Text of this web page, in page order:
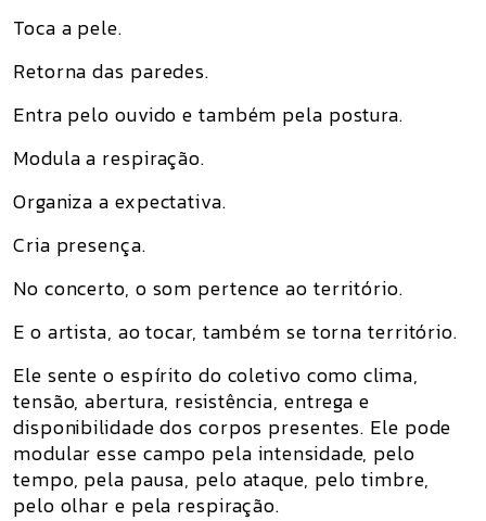
Toca a pele.
Retorna das paredes.
Entra pelo ouvido e também pela postura.
Modula a respiração.
Organiza a expectativa.
Cria presença.
No concerto, o som pertence ao território.
E o artista, ao tocar, também se torna território.
Ele sente o espírito do coletivo como clima,
tensão, abertura, resistência, entrega e
disponibilidade dos corpos presentes. Ele pode
modular esse campo pela intensidade, pelo
tempo, pela pausa, pelo ataque, pelo timbre,
pelo olhar e pela respiração.